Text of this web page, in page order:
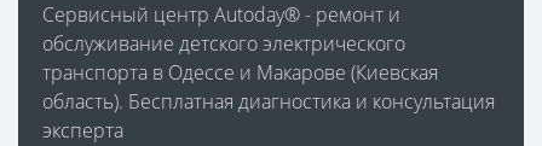
Сервисный центр Autoday® - ремонт и
обслуживание детского электрического
транспорта в Одессе и Макарове (Киевская
область). Бесплатная диагностика и консультация
эксперта